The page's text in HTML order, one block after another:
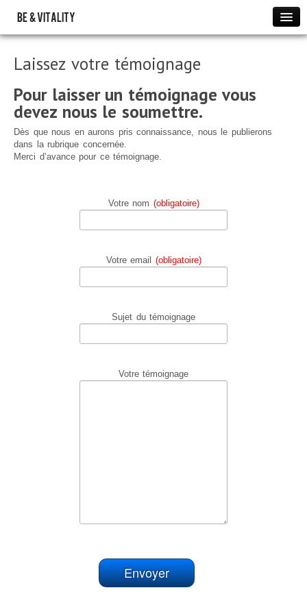
BE & VITALITY
Accueil
PRESENTATION
PARTICULIERS
Séances Fréquences Energétiques
Tarifs des séances en Energétique
Atelier manger en pleine conscience
Atelier de Méditation
Laissez votre témoignage
Pour laisser un témoignage vous
devez nous le soumettre.
Dès que nous en aurons pris connaissance, nous le publierons
dans la rubrique concernée.
Merci d’avance pour ce témoignage.
Votre nom (obligatoire)
Votre email (obligatoire)
Sujet du témoignage
Votre témoignage